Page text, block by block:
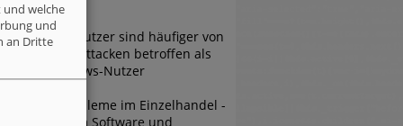
Mac-Nutzer sind häufiger von
Cyberattacken betroffen als
Windows-Nutzer
IT-Probleme im Einzelhandel -
Warum Software und
welche
und
an Dritte